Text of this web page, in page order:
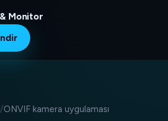
Monitor
/ONVIF kamera uygulaması